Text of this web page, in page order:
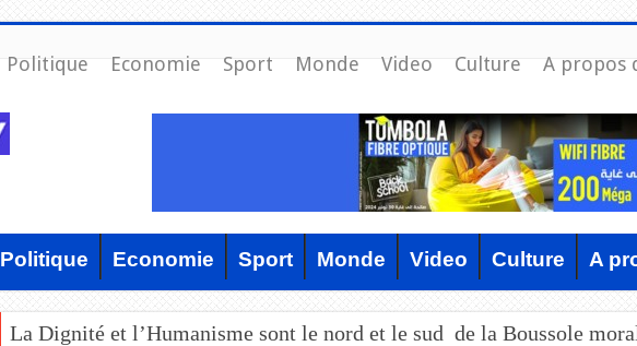
Politique Economie Sport Monde Video Culture A propos
Politique Economie Sport Monde Video Culture A
La Dignité et l’Humanisme sont le nord et le sud de la Boussole